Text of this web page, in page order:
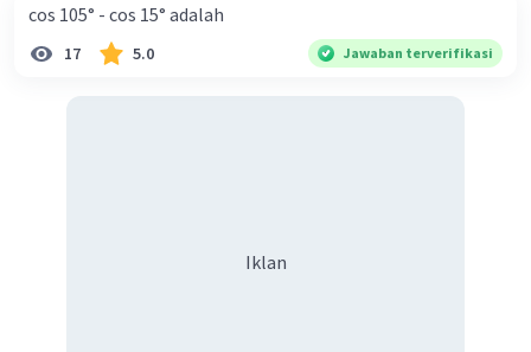
cos 105° - cos 15° adalah
17 5.0 Jawaban terverifikasi
Iklan